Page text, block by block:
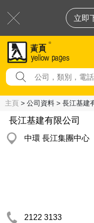
立即
主頁 > 公司資料 > 長江基建
長江基建有限公司
中環 長江集團中心
2122 3133